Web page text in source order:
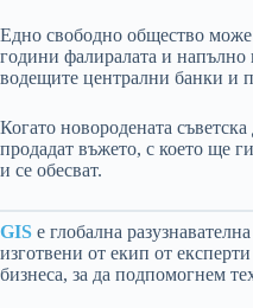
Едно свободно общество може
години фалиралата и напълно
водещите централни банки и
Когато новородената
продадат въжето, с което ще
и се обесват.
GIS е глобална
изготвени от екип от
бизнеса, за да подпомогнем